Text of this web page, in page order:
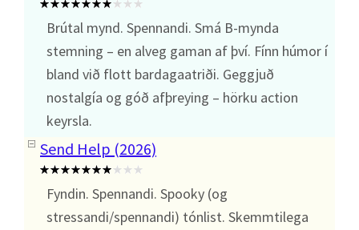
Brútal mynd. Spennandi. Smá B-mynda
stemning – en alveg gaman af því. Fínn húmor í
bland við flott bardagaatriði. Geggjuð
nostalgía og góð afþreying – hörku action
keyrsla.
Send Help (2026)
Fyndin. Spennandi. Spooky (og
stressandi/spennandi) tónlist. Skemmtilega